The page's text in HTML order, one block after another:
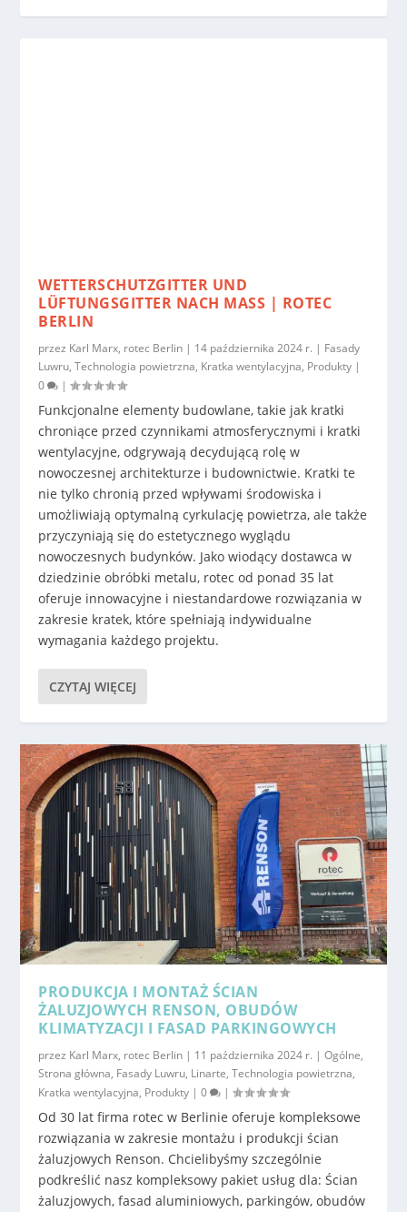
WETTERSCHUTZGITTER UND
LÜFTUNGSGITTER NACH MASS | ROTEC B
ERLIN
przez Karl Marx, rotec Berlin | 14 października 2024 r. | Fasady
Luwru,Technologia powietrzna, Kratka wentylacyjna, Produkty |
0
|
Funkcjonalne elementy budowlane, takie jak kratki
chroniące przed czynnikami atmosferycznymi i kratki
wentylacyjne, odgrywają decydującą rolę w
nowoczesnej architekturze i budownictwie. Kratki te
nie tylko chronią przed wpływami środowiska i
umożliwiają optymalną cyrkulację powietrza, ale także
przyczyniają się do estetycznego wyglądu
nowoczesnych budynków. Jako wiodący dostawca w
dziedzinie obróbki metalu, rotec od ponad 35 lat
oferuje innowacyjne i niestandardowe rozwiązania w
zakresie kratek, które spełniają indywidualne
wymagania każdego projektu.
CZYTAJ WIĘCEJ
PRODUKCJA I MONTAŻ ŚCIAN
ŻALUZJOWYCH RENSON, OBUDÓW
KLIMATYZACJI I FASAD PARKINGOWYCH
przez Karl Marx, rotec Berlin | 11 października 2024 r. |Ogólne,
Strona główna, Fasady Luwru, Linarte,Technologia powietrzna,
Kratka wentylacyjna, Produkty |0 |
Od 30 lat firma rotec w Berlinie oferuje kompleksowe
rozwiązania w zakresie montażu i produkcji ścian
żaluzjowych Renson. Chcielibyśmy szczególnie
podkreślić nasz kompleksowy pakiet usług dla: Ścian
żaluzjowych, fasad aluminiowych, parkingów, obudów